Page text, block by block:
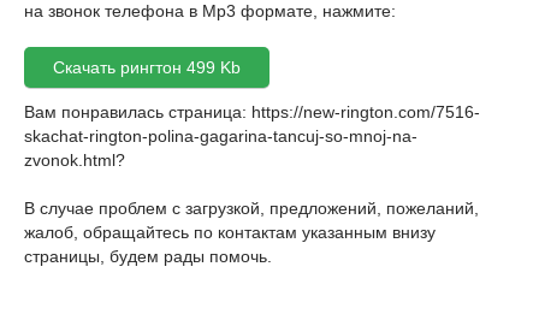
на звонок телефона в Mp3 формате, нажмите:
Скачать рингтон 499 Kb
Вам понравилась страница: https://new-rington.com/7516-
skachat-rington-polina-gagarina-tancuj-so-mnoj-na-
zvonok.html?
В случае проблем с загрузкой, предложений, пожеланий,
жалоб, обращайтесь по контактам указанным внизу
страницы, будем рады помочь.